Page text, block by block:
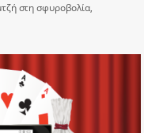
στη σφυροβολία,